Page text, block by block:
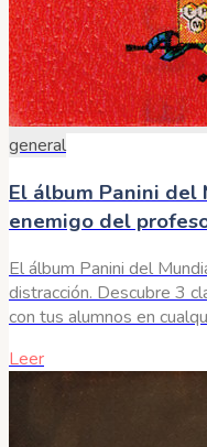
general
El álbum Panini
enemigo del
El álbum Panini del
distracción. Descubre 3
con tus alumnos en
Leer